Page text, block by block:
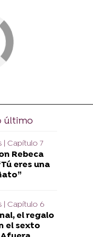
último
| Capítulo 7
Rebeca
eres una
| Capítulo 6
el regalo
el sexto